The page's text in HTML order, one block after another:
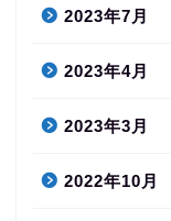
2023年7月
2023年4月
2023年3月
2022年10月